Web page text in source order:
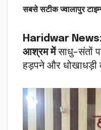
सबसे सटीक ज्वालापुर
Haridwar News:
आश्रम मेंसाधु-संतों
हड़पने और धोखाधड़ी